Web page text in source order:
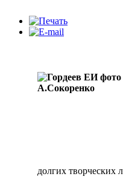
долгих творческих